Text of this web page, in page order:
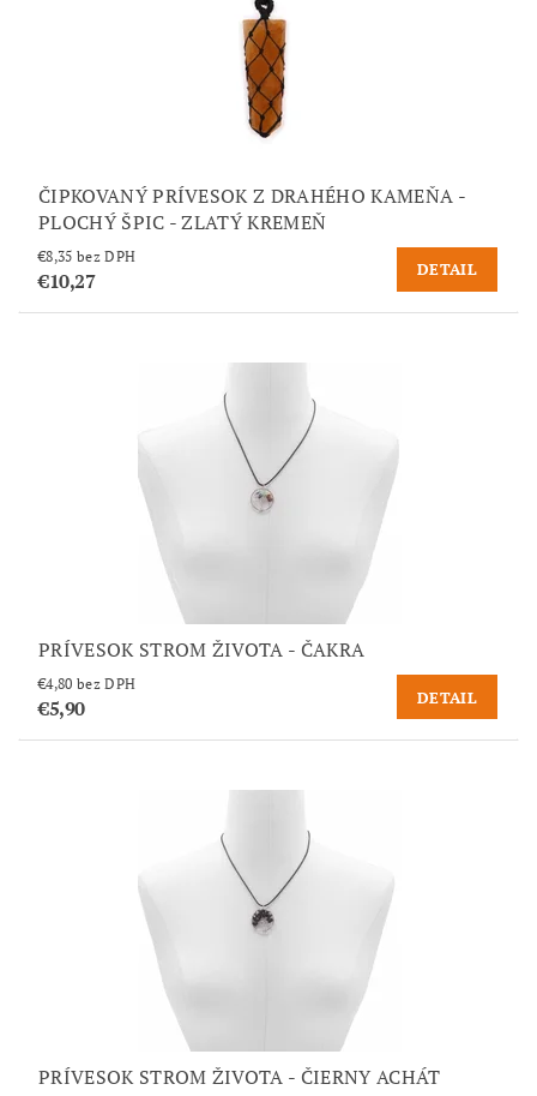
ČIPKOVANÝ PRÍVESOK Z DRAHÉHO KAMEŇA -
PLOCHÝ ŠPIC - ZLATÝ KREMEŇ
€8,35 bez DPH
€10,27 DETAIL
PRÍVESOK STROM ŽIVOTA - ČAKRA
€4,80 bez DPH
€5,90 DETAIL
PRÍVESOK STROM ŽIVOTA - ČIERNY ACHÁT